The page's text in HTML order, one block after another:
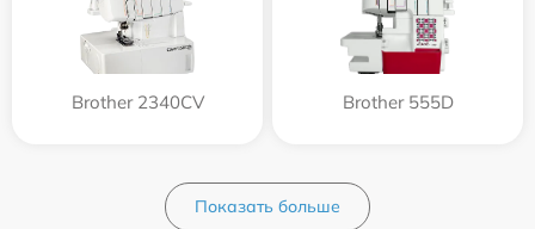
Brother 2340CV Brother 555D
Показать больше